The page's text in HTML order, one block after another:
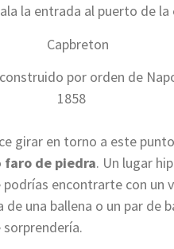
la entrada al puerto de la
por orden de
1858
girar en torno a este
faro de piedra. Un lugar
encontrarte con un
de una ballena o un par de